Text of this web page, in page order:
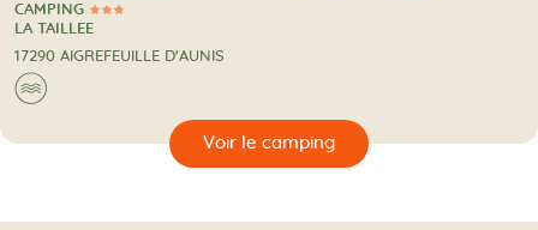
3 Étoiles
CAMPING
CAMPING
LA TAILLEE
17290 AIGREFEUILLE D'AUNIS
Au bord de l'eau
🌊
🔍